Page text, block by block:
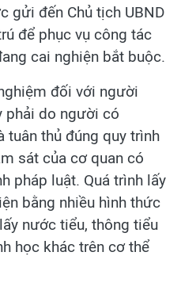
gửi đến Chủ tịch UBND
để phục vụ công tác
cai nghiện bắt buộc.
đối với người
phải do người có
tuân thủ đúng quy trình
sát của cơ quan có
pháp luật. Quá trình lấy
bằng nhiều hình thức
nước tiểu, thông tiểu
học khác trên cơ thể